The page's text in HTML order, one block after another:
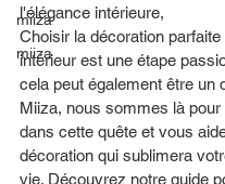
miiza
miiza
l'élégance intérieure,
Choisir la décoration
intérieur est une étape
cela peut également être un
Miiza, nous sommes là
dans cette quête et vous
décoration qui sublimera
vie. Découvrez notre guide